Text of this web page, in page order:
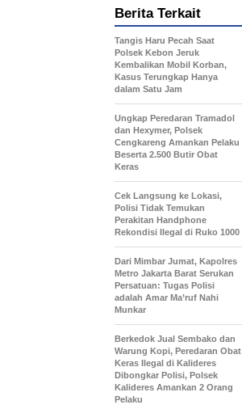
Berita Terkait
Tangis Haru Pecah Saat
Polsek Kebon Jeruk
Kembalikan Mobil Korban,
Kasus Terungkap Hanya
dalam Satu Jam
Ungkap Peredaran Tramadol
dan Hexymer, Polsek
Cengkareng Amankan Pelaku
Beserta 2.500 Butir Obat
Keras
Cek Langsung ke Lokasi,
Polisi Tidak Temukan
Perakitan Handphone
Rekondisi Ilegal di Ruko 1000
Dari Mimbar Jumat, Kapolres
Metro Jakarta Barat Serukan
Persatuan: Tugas Polisi
adalah Amar Ma’ruf Nahi
Munkar
Berkedok Jual Sembako dan
Warung Kopi, Peredaran Obat
Keras Ilegal di Kalideres
Dibongkar Polisi, Polsek
Kalideres Amankan 2 Orang
Pelaku